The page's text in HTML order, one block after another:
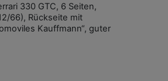
330 GTC, 6 Seiten,
66), Rückseite mit
Kauffmann“, guter